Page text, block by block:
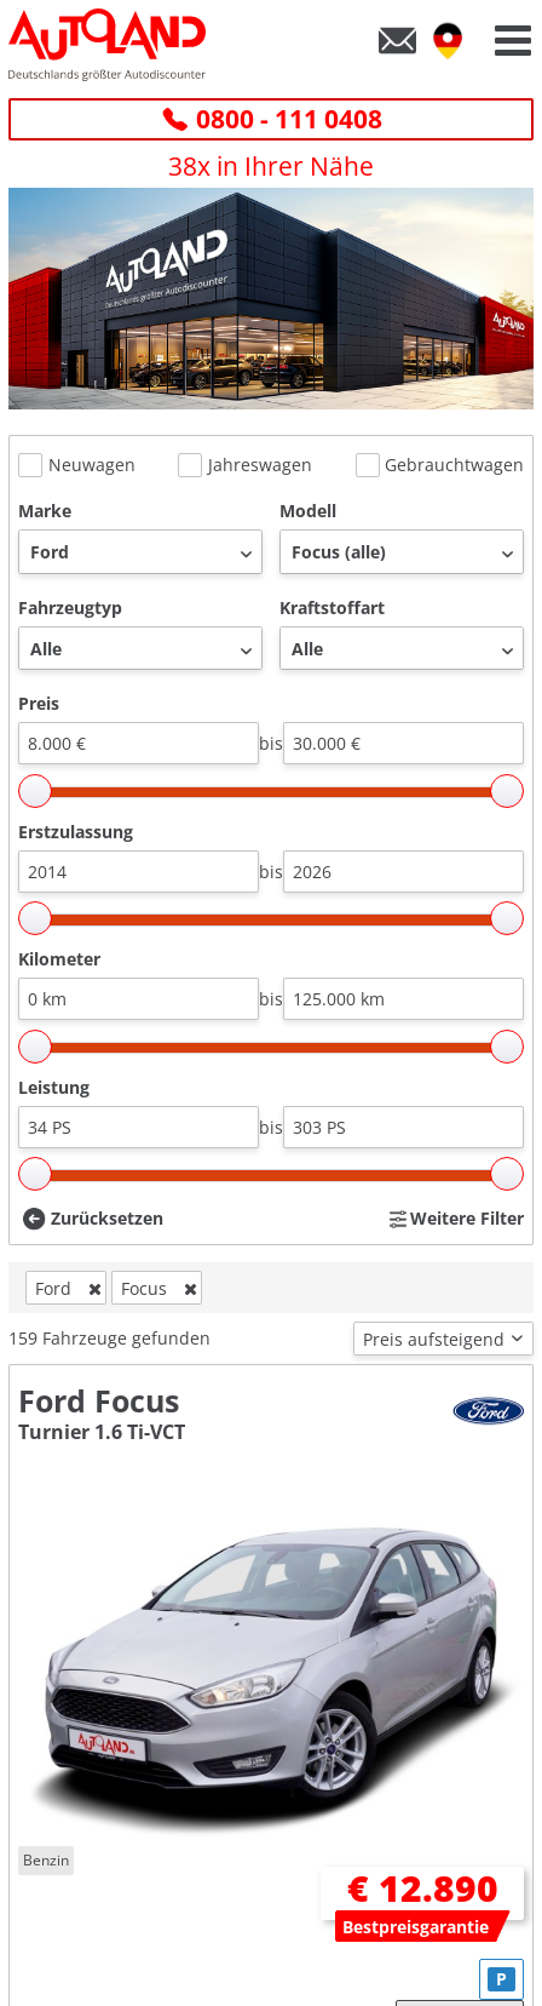
0800 - 111 0408
38x in Ihrer Nähe
Neuwagen Jahreswagen
Gebrauchtwagen
Marke
Modell
Fahrzeugtyp Kraftstoffart
Preis
bis
Erstzulassung
bis
Kilometer
bis
Leistung
bis
Zurücksetzen Weitere Filter
Ford Focus
159 Fahrzeuge gefunden
Ford Focus
Turnier 1.6 Ti-VCT
Benzin
€ 12.890
Bestpreisgarantie
P